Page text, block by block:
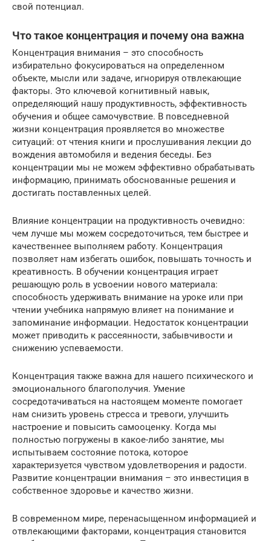
свой потенциал.
Что такое концентрация и почему она важна
Концентрация внимания – это способность
избирательно фокусироваться на определенном
объекте, мысли или задаче, игнорируя отвлекающие
факторы. Это ключевой когнитивный навык,
определяющий нашу продуктивность, эффективность
обучения и общее самочувствие. В повседневной
жизни концентрация проявляется во множестве
ситуаций: от чтения книги и прослушивания лекции до
вождения автомобиля и ведения беседы. Без
концентрации мы не можем эффективно обрабатывать
информацию, принимать обоснованные решения и
достигать поставленных целей.
Влияние концентрации на продуктивность очевидно:
чем лучше мы можем сосредоточиться, тем быстрее и
качественнее выполняем работу. Концентрация
позволяет нам избегать ошибок, повышать точность и
креативность. В обучении концентрация играет
решающую роль в усвоении нового материала:
способность удерживать внимание на уроке или при
чтении учебника напрямую влияет на понимание и
запоминание информации. Недостаток концентрации
может приводить к рассеянности, забывчивости и
снижению успеваемости.
Концентрация также важна для нашего психического и
эмоционального благополучия. Умение
сосредотачиваться на настоящем моменте помогает
нам снизить уровень стресса и тревоги, улучшить
настроение и повысить самооценку. Когда мы
полностью погружены в какое-либо занятие, мы
испытываем состояние потока, которое
характеризуется чувством удовлетворения и радости.
Развитие концентрации внимания – это инвестиция в
собственное здоровье и качество жизни.
В современном мире, перенасыщенном информацией и
отвлекающими факторами, концентрация становится